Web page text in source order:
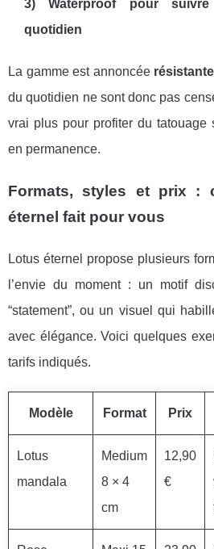
3) Waterproof pour
quotidien
La gamme est annoncée résistante
du quotidien ne sont donc pas
vrai plus pour profiter du tatouage
en permanence.
Formats, styles et prix :
éternel fait pour vous
Lotus éternel propose plusieurs
l’envie du moment : un motif
“statement”, ou un visuel qui
avec élégance. Voici quelques
tarifs indiqués.
Modèle Format Prix
Lotus
mandala
Medium
8 × 4
cm
12,90
€